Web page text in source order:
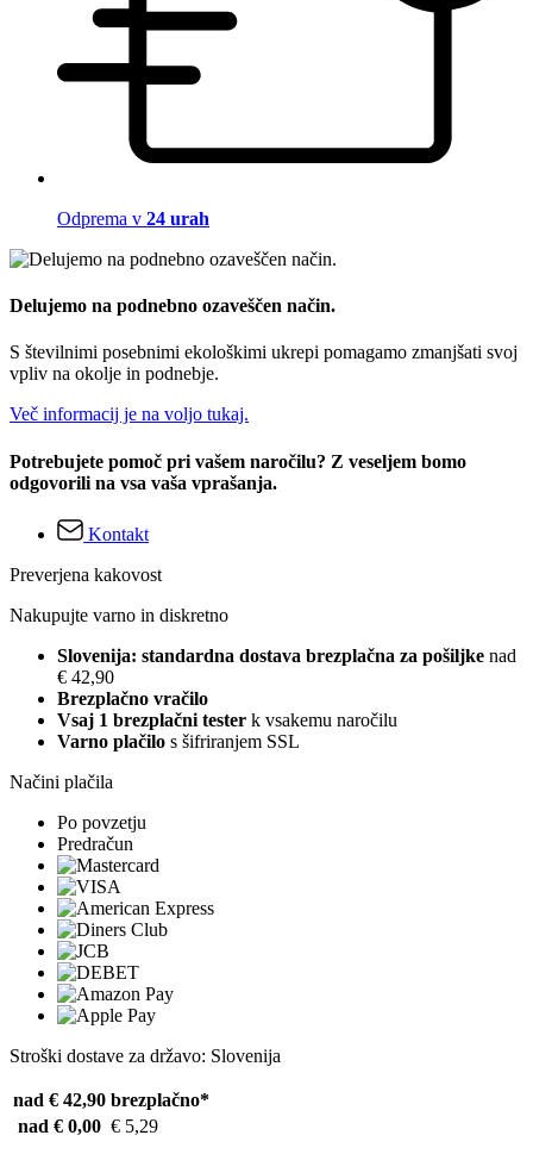
Odprema v 24 urah
Delujemo na podnebno ozaveščen način.
S številnimi posebnimi ekološkimi ukrepi pomagamo zmanjšati svoj
vpliv na okolje in podnebje.
Več informacij je na voljo tukaj.
Potrebujete pomoč pri vašem naročilu? Z veseljem bomo
odgovorili na vsa vaša vprašanja.
Kontakt
Preverjena kakovost
Nakupujte varno in diskretno
Slovenija: standardna dostava brezplačna za pošiljke nad
€ 42,90
Brezplačno vračilo
Vsaj 1 brezplačni tester k vsakemu naročilu
Varno plačilo s šifriranjem SSL
Načini plačila
Po povzetju
Predračun
Stroški dostave za državo: Slovenija
nad € 42,90 brezplačno*
nad € 0,00 € 5,29